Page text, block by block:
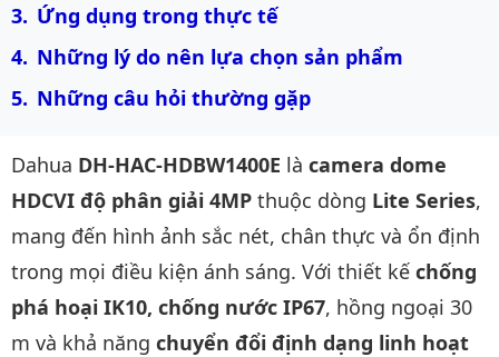
Ứng dụng trong thực tế
Những lý do nên lựa chọn sản phẩm
Những câu hỏi thường gặp
Dahua DH-HAC-HDBW1400E là camera dome
HDCVI độ phân giải 4MP thuộc dòng Lite Series,
mang đến hình ảnh sắc nét, chân thực và ổn định
trong mọi điều kiện ánh sáng. Với thiết kế chống
phá hoại IK10, chống nước IP67, hồng ngoại 30
m và khả năng chuyển đổi định dạng linh hoạt